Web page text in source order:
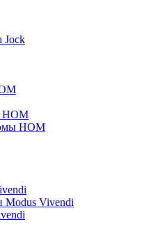
Jock
HOM
Vivendi